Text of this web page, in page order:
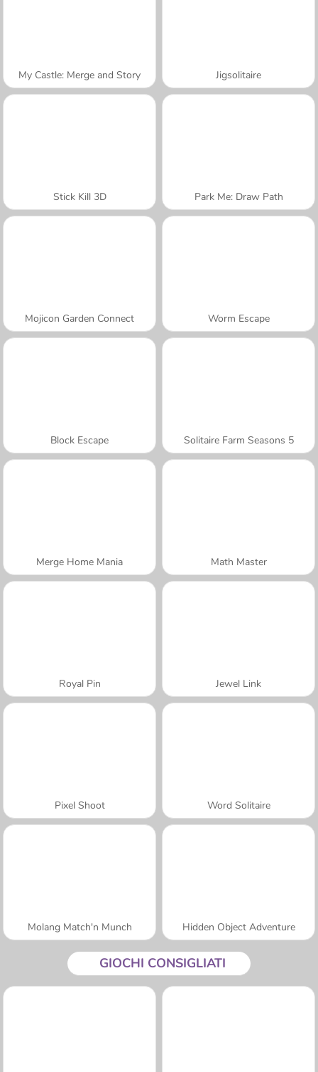
My Castle: Merge and Story Jigsolitaire
Stick Kill 3D Park Me: Draw Path
Mojicon Garden Connect Worm Escape
Block Escape Solitaire Farm Seasons 5
Merge Home Mania Math Master
Royal Pin Jewel Link
Pixel Shoot Word Solitaire
Molang Match'n Munch Hidden Object Adventure
GIOCHI CONSIGLIATI